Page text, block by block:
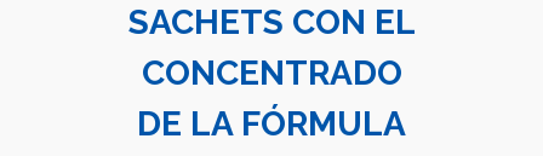
SACHETS CON EL
CONCENTRADO
DE LA FÓRMULA